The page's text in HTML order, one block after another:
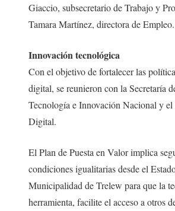
Giaccio, subsecretario de Trabajo y
Tamara Martínez, directora de Empleo.
Innovación tecnológica
Con el objetivo de fortalecer las
digital, se reunieron con la Secretaría
Tecnología e Innovación Nacional y el
Digital.
El Plan de Puesta en Valor implica
condiciones igualitarias desde el
Municipalidad de Trelew para que la
herramienta, facilite el acceso a otros